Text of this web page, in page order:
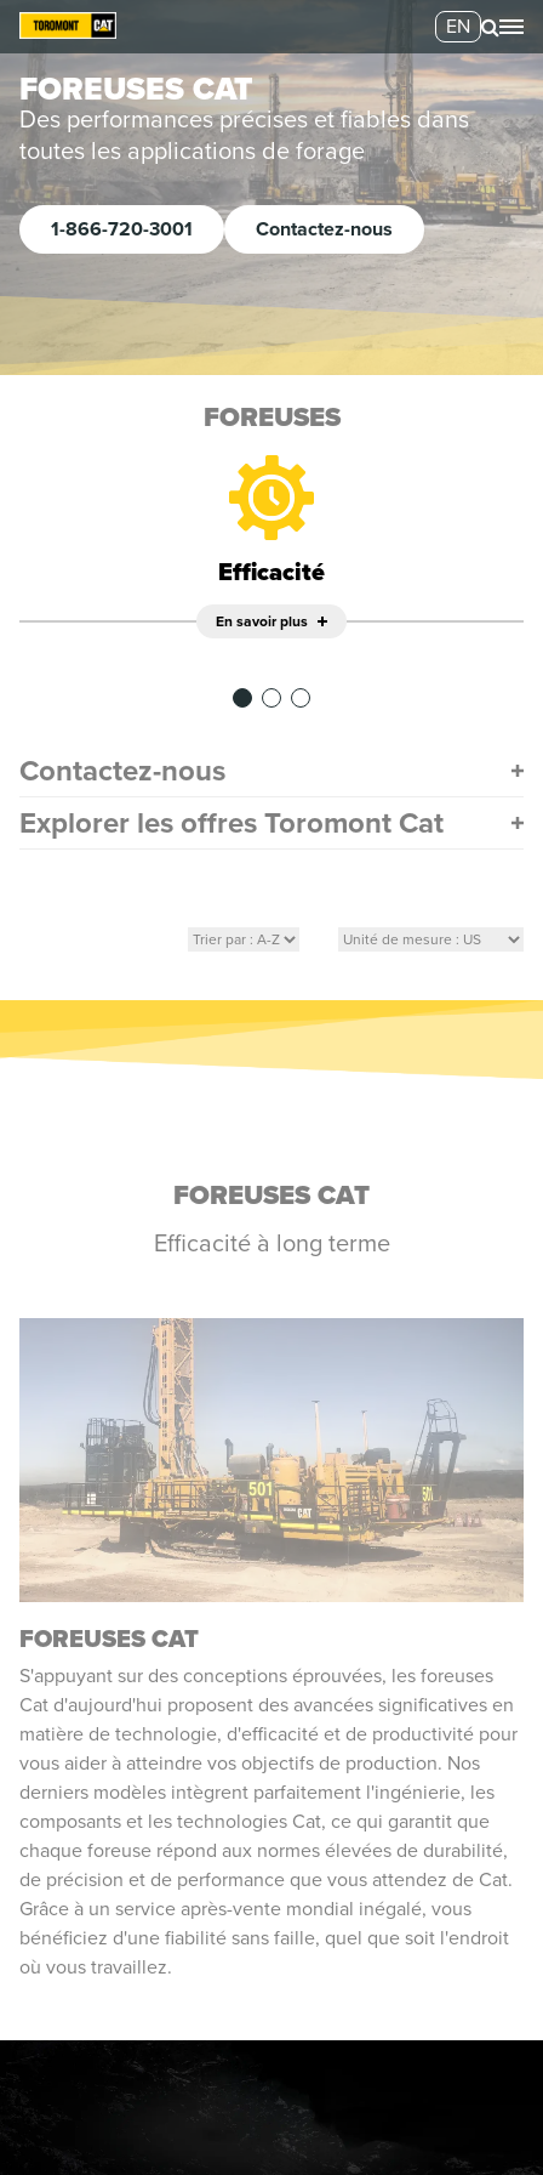
EN
FOREUSES CAT
Des performances précises et fiables dans
toutes les applications de forage
1-866-720-3001 Contactez-nous
FOREUSES
Efficacité
En savoir plus
Contactez-nous
Explorer les offres Toromont Cat
FOREUSES CAT
Efficacité à long terme
FOREUSES CAT
S'appuyant sur des conceptions éprouvées, les foreuses
Cat d'aujourd'hui proposent des avancées significatives en
matière de technologie, d'efficacité et de productivité pour
vous aider à atteindre vos objectifs de production. Nos
derniers modèles intègrent parfaitement l'ingénierie, les
composants et les technologies Cat, ce qui garantit que
chaque foreuse répond aux normes élevées de durabilité,
de précision et de performance que vous attendez de Cat.
Grâce à un service après-vente mondial inégalé, vous
bénéficiez d'une fiabilité sans faille, quel que soit l'endroit
où vous travaillez.